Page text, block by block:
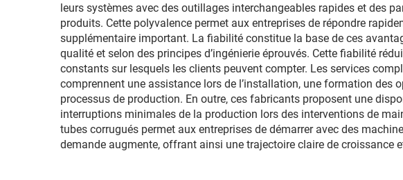
leurs systèmes avec des outillages interchangeables rapides et des
produits. Cette polyvalence permet aux entreprises de répondre
supplémentaire important. La fiabilité constitue la base de ces
qualité et selon des principes d’ingénierie éprouvés. Cette fiabilité
constants sur lesquels les clients peuvent compter. Les services
comprennent une assistance lors de l’installation, une formation
processus de production. En outre, ces fabricants proposent une
interruptions minimales de la production lors des interventions de
tubes corrugués permet aux entreprises de démarrer avec des
demande augmente, offrant ainsi une trajectoire claire de croissance